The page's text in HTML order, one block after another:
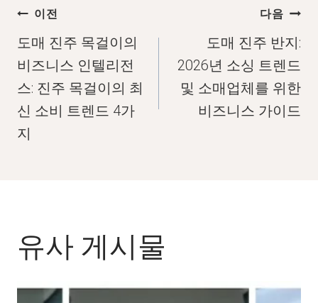
글
탐
색
이전
도매 진주 목걸이의
비즈니스 인텔리전
스: 진주 목걸이의 최
신 소비 트렌드 4가
지
다음
도매 진주 반지:
2026년 소싱 트렌드
및 소매업체를 위한
비즈니스 가이드
유사 게시물